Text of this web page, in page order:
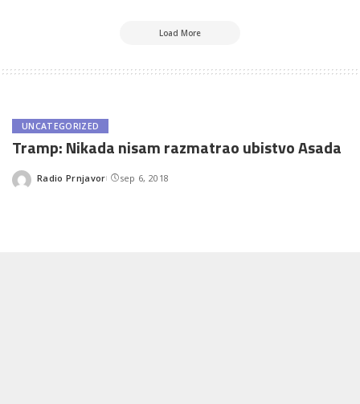
Load More
UNCATEGORIZED
Tramp: Nikada nisam razmatrao ubistvo Asada
Posted
Radio Prnjavor sep 6, 2018